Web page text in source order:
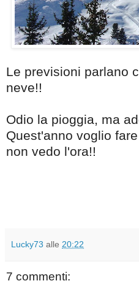
Le previsioni parlano
neve!!
Odio la pioggia, ma
Quest'anno voglio
non vedo l'ora!!
Lucky73 alle 20:22
7 commenti: